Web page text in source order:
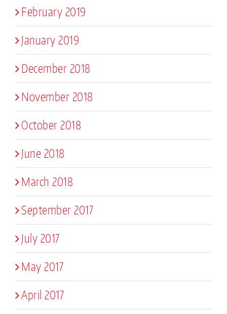
February 2019
January 2019
December 2018
November 2018
October 2018
June 2018
March 2018
September 2017
July 2017
May 2017
April 2017